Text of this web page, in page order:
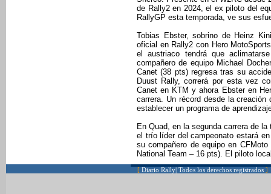
de Rally2 en 2024, el ex piloto del
RallyGP esta temporada, ve sus
Tobias Ebster, sobrino de Heinz
oficial en Rally2 con Hero
el austriaco tendrá que
compañero de equipo Michael
Canet (38 pts) regresa tras su
Duust Rally, correrá por esta vez
Canet en KTM y ahora Ebster en
carrera. Un récord desde la
establecer un programa de
En Quad, en la segunda carrera de
el trío líder del campeonato estará
su compañero de equipo en
National Team – 16 pts). El piloto
[ Diario Rally| Todos los derechos registrados ]